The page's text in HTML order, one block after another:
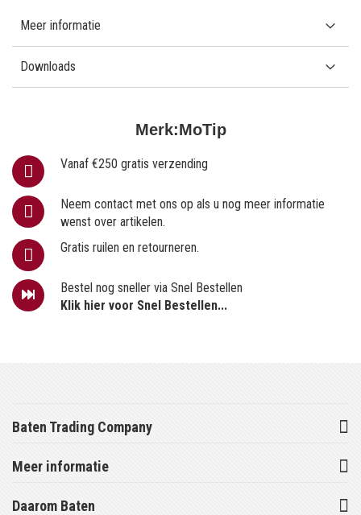
Merk:MoTip
Vanaf €250 gratis verzending
Neem contact met ons op als u nog meer informatie
wenst over artikelen.
Gratis ruilen en retourneren.
Bestel nog sneller via Snel Bestellen
Klik hier voor Snel Bestellen...
Meer informatie
Downloads
Baten Trading Company
Meer informatie
Daarom Baten